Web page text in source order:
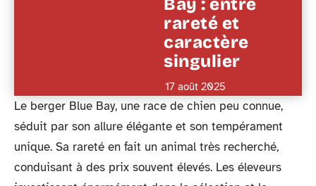
Bay : entre
rareté et
caractère
singulier
17 août 2025
Le berger Blue Bay, une race de chien peu connue,
séduit par son allure élégante et son tempérament
unique. Sa rareté en fait un animal très recherché,
conduisant à des prix souvent élevés. Les éleveurs